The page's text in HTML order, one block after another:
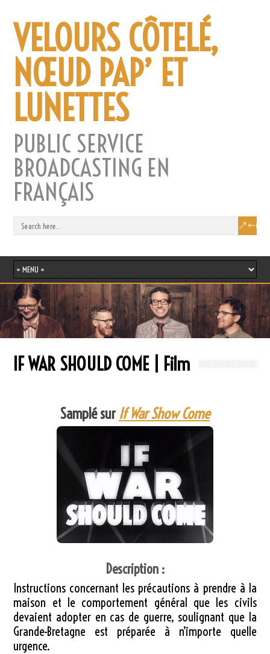
VELOURS CÔTELÉ,
NŒUD PAP’ ET
LUNETTES
PUBLIC SERVICE
BROADCASTING EN
FRANÇAIS
IF WAR SHOULD COME | Film
Samplé sur If War Show Come
Description :
Instructions concernant les précautions à prendre à la
maison et le comportement général que les civils
devaient adopter en cas de guerre, soulignant que la
Grande-Bretagne est préparée à n’importe quelle
urgence.